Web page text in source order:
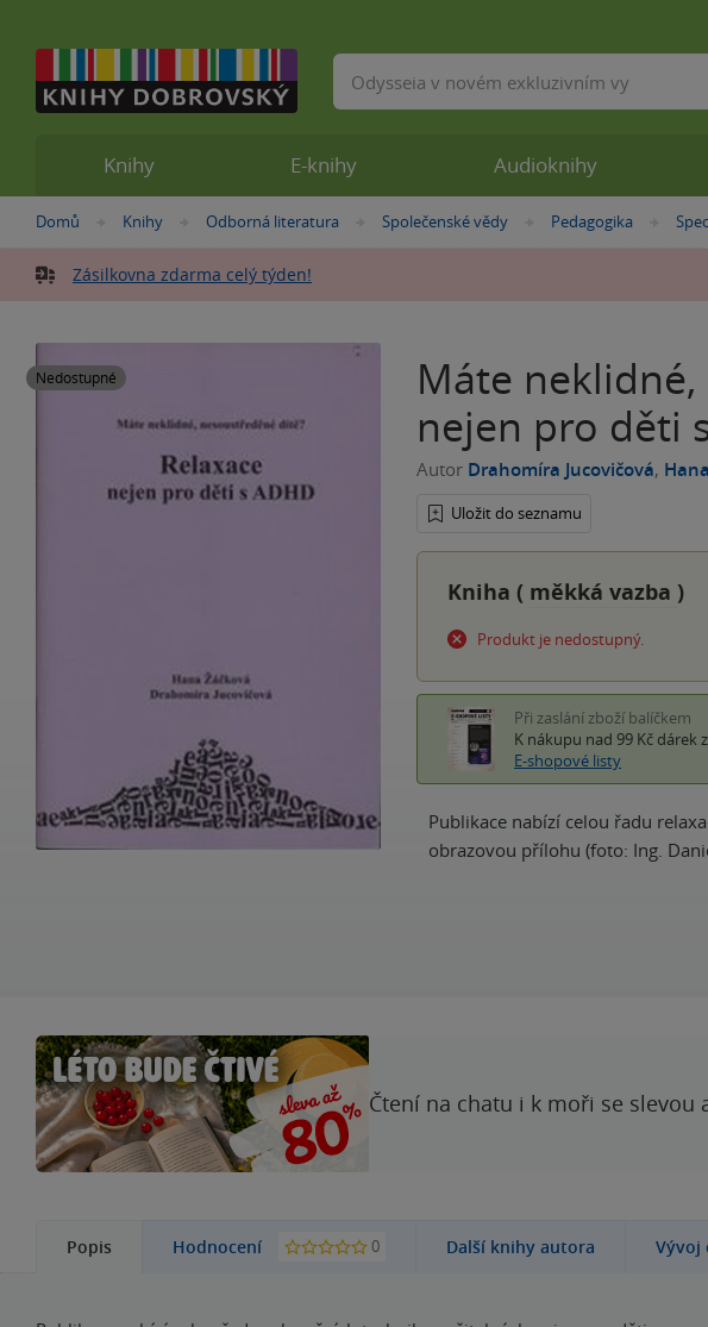
Nacházíte
zde:
Domů »
Knihy »
Odborná literatura »
Společenské vědy »Pedagogika »
Zásilkovna zdarma celý týden!
Nedostupné
Máte neklidné,
nejen pro děti
Autor Drahomíra Jucovičová,
Uložit do seznamu
Kniha ( měkká vazba )
Produkt je nedostupný.
Při zaslání zboží balíčkem
K nákupu nad 99 Kč dárek
E-shopové listy
Publikace nabízí celou řadu
obrazovou přílohu (foto: Ing.
Čtení na chatu i k moři se slevou
Popis Hodnocení 0 Další knihy autora Vývoj
Knihy E-knihy Audioknihy
Vyhledávání